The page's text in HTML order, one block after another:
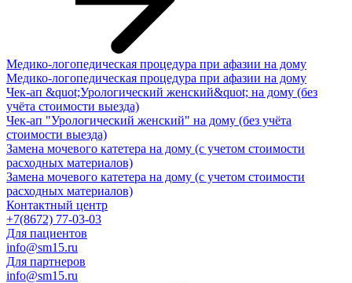
Медико-логопедическая процедура при афазии на дому
Медико-логопедическая процедура при афазии на дому
Чек-ап &quot;Урологический женский&quot; на дому (без
учёта стоимости выезда)
Чек-ап "Урологический женский" на дому (без учёта
стоимости выезда)
Замена мочевого катетера на дому (с учетом стоимости
расходных материалов)
Замена мочевого катетера на дому (с учетом стоимости
расходных материалов)
Контактный центр
+7(8672) 77-03-03
Для пациентов
info@sm15.ru
Для партнеров
info@sm15.ru